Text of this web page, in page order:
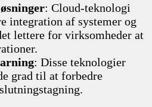
: Cloud-teknologi
integration af systemer og
lettere for virksomheder at
: Disse teknologier
grad til at forbedre